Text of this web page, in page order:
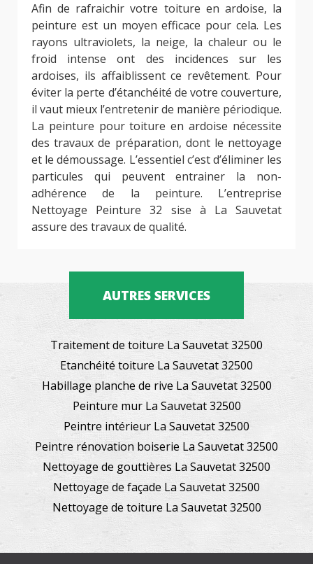
Afin de rafraichir votre toiture en ardoise, la
peinture est un moyen efficace pour cela. Les
rayons ultraviolets, la neige, la chaleur ou le
froid intense ont des incidences sur les
ardoises, ils affaiblissent ce revêtement. Pour
éviter la perte d’étanchéité de votre couverture,
il vaut mieux l’entretenir de manière périodique.
La peinture pour toiture en ardoise nécessite
des travaux de préparation, dont le nettoyage
et le démoussage. L’essentiel c’est d’éliminer les
particules qui peuvent entrainer la non-
adhérence de la peinture. L’entreprise
Nettoyage Peinture 32 sise à La Sauvetat
assure des travaux de qualité.
AUTRES SERVICES
Traitement de toiture La Sauvetat 32500
Etanchéité toiture La Sauvetat 32500
Habillage planche de rive La Sauvetat 32500
Peinture mur La Sauvetat 32500
Peintre intérieur La Sauvetat 32500
Peintre rénovation boiserie La Sauvetat 32500
Nettoyage de gouttières La Sauvetat 32500
Nettoyage de façade La Sauvetat 32500
Nettoyage de toiture La Sauvetat 32500